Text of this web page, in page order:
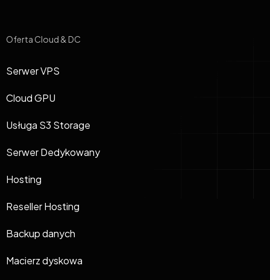
Oferta Cloud & DC
Serwer VPS
Cloud GPU
Usługa S3 Storage
Serwer Dedykowany
Hosting
Reseller Hosting
Backup danych
Macierz dyskowa